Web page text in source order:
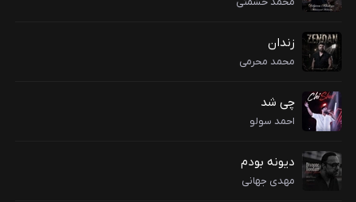
زندان
محمد محرمی
چی شد
احمد سولو
دیونه بودم
مهدی جهانی